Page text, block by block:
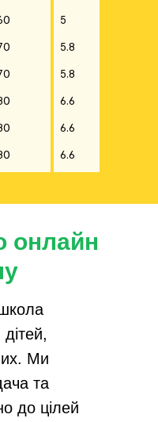
5
5.8
5.8
6.6
6.6
6.6
онлайн
Ми
та
до цілей